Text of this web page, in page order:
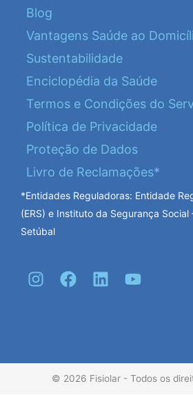
Blog
Vantagens Saúde ao
Sustentabilidade
Enciclopédia da Saúde
Termos e Condições do
Política de Privacidade
Proteção de Dados
Livro de Reclamações*
*Entidades Reguladoras: Entidade
(ERS) e Instituto da Segurança
Setúbal
I
n
r
F
a
o
k
L
i
i
n
o
e
© 2026 Fisiolar - Todos os